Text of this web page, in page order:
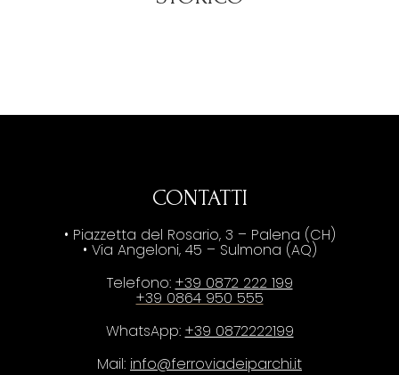
CONTATTI
• Piazzetta del Rosario, 3 – Palena (CH)
• Via Angeloni, 45 – Sulmona (AQ)
Telefono: +39 0872 222 199
+39 0864 950 555
WhatsApp: +39 0872222199
Mail: info@ferroviadeiparchi.it